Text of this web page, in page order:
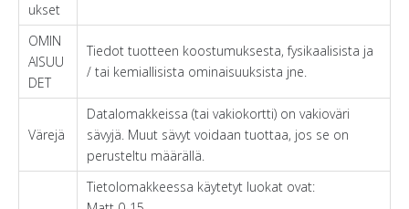
ukset
OMIN
AISUU
DET
Tiedot tuotteen koostumuksesta, fysikaalisista ja
/ tai kemiallisista ominaisuuksista jne.
Värejä
Datalomakkeissa (tai vakiokortti) on vakioväri
sävyjä. Muut sävyt voidaan tuottaa, jos se on
perusteltu määrällä.
Tietolomakkeessa käytetyt luokat ovat: